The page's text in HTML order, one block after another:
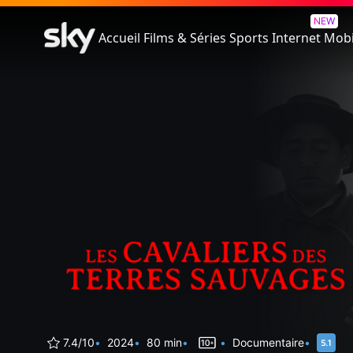
Accueil Films & Séries Sports
NEW
Internet
Les Cavaliers Des Terres
7.4/10 2024 80 min Documentaire